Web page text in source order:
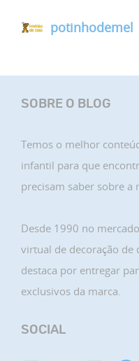
potinhodemel
SOBRE O BLOG
Temos o melhor
infantil para que
precisam saber sobre a
Desde 1990 no
virtual de decoração de
destaca por entregar
exclusivos da marca.
SOCIAL